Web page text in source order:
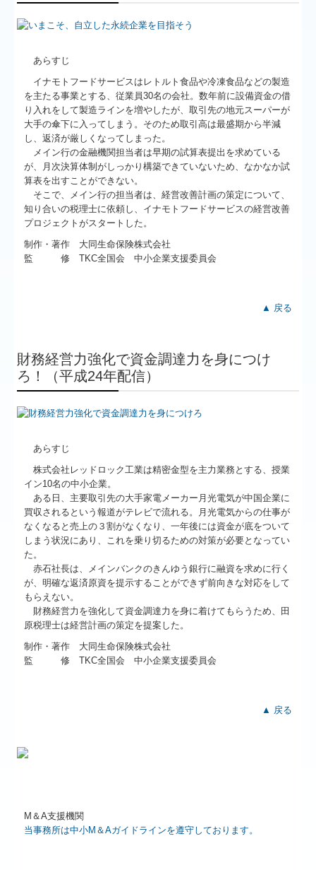
М＆A支援機関
当事務所は中小M＆Aガイドラインを遵守しております。
あらすじ
イナモトフードサービスはレトルト食品や冷凍食品などの製造
を主たる事業とする、従業員30名の会社。数年前に設備資金の借
り入れをして製造ラインを増やしたが、取引先の地元スーパーが
大手の傘下に入ってしまう。そのため取引高は最盛期から半減
し、返済が厳しくなってしまった。
メイン行の金融機関担当者は早期の試算表提出を求めている
が、月次決算体制がしっかり構築できていないため、なかなか試
算表を出すことができない。
そこで、メイン行の担当者は、経営改善計画の策定について、
知り合いの税理士に依頼し、イナモトフードサービスの経営改善
プロジェクトがスタートした。
制作・著作 大同生命保険株式会社
監 修 TKC全国会 中小企業支援委員会
▲ 戻る
財務経営力強化で資金調達力を身につけ
ろ！（平成24年配信）
あらすじ
株式会社レッドロック工業は精密金型を主力業務とする、授業
イン10名の中小企業。
ある日、主要取引先の大手家電メーカー月光電気が中国企業に
買収されるという報道がテレビで流れる。月光電気からの仕事が
なくなると売上の３割がなくなり、一年後には資金が底をついて
しまう状況にあり、これを乗り切るための対策が必要となってい
た。
赤石社長は、メインバンクのきんゆう銀行に融資を求めに行く
が、明確な返済原資を提示することができず前向きな対応をして
もらえない。
財務経営力を強化して資金調達力を身に着けてもらうため、田
原税理士は経営計画の策定を提案した。
制作・著作 大同生命保険株式会社
監 修 TKC全国会 中小企業支援委員会
▲ 戻る